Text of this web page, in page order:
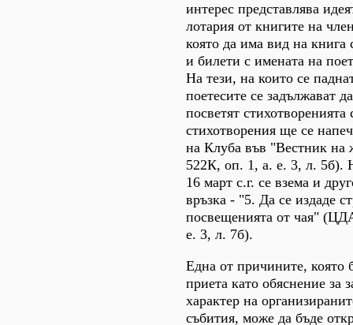
интерес представлява
лотария от книгите на
която да има вид на книга
и билети с имената на
На тези, на които се
поетесите се задължават
посветят
стихотворения ще се
на Клуба във "Вестник
522К, оп. 1, а. е. 3, л. 5б).
16 март с.г. се взема и
връзка - "5. Да се издаде
посвещенията от чая"
е. 3, л. 7б).
Една от причините, която
приета като обяснение за
характер на
събития, може да бъде